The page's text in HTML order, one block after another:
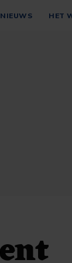
NIEUWS HET